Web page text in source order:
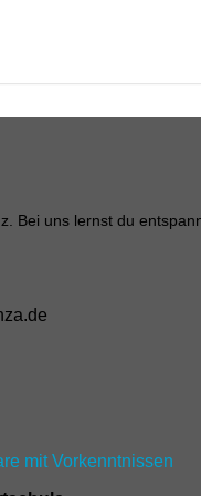
Bei uns lernst du
mit Vorkenntnissen